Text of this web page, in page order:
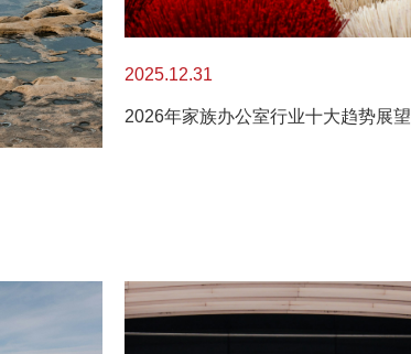
2025.12.31
2026年家族办公室行业十大趋势展望